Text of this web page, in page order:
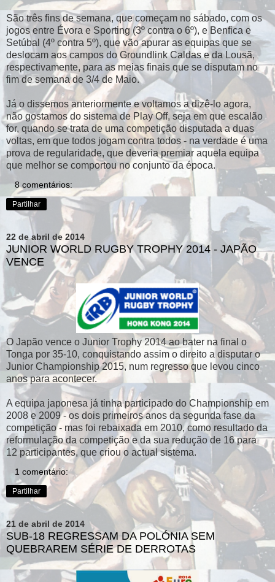
São três fins de semana, que começam no sábado, com os
jogos entre Évora e Sporting (3º contra o 6º), e Benfica e
Setúbal (4º contra 5º), que vão apurar as equipas que se
deslocam aos campos do Groundlink Caldas e da Lousã,
respectivamente, para as meias finais que se disputam no
fim de semana de 3/4 de Maio.
Já o dissemos anteriormente e voltamos a dizê-lo agora,
não gostamos do sistema de Play Off, seja em que escalão
for, quando se trata de uma competição disputada a duas
voltas, em que todos jogam contra todos - na verdade é uma
prova de regularidade, que deveria premiar aquela equipa
que melhor se comportou no conjunto da época.
8 comentários:
Partilhar
22 de abril de 2014
JUNIOR WORLD RUGBY TROPHY 2014 - JAPÃO
VENCE
O Japão vence o Junior Trophy 2014 ao bater na final o
Tonga por 35-10, conquistando assim o direito a disputar o
Junior Championship 2015, num regresso que levou cinco
anos para acontecer.
A equipa japonesa já tinha participado do Championship em
2008 e 2009 - os dois primeiros anos da segunda fase da
competição - mas foi rebaixada em 2010, como resultado da
reformulação da competição e da sua redução de 16 para
12 participantes, que criou o actual sistema.
1 comentário:
Partilhar
21 de abril de 2014
SUB-18 REGRESSAM DA POLÓNIA SEM
QUEBRAREM SÉRIE DE DERROTAS